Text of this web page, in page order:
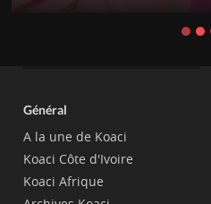
Général
A la une de Koaci
Koaci Côte d'Ivoire
Koaci Afrique